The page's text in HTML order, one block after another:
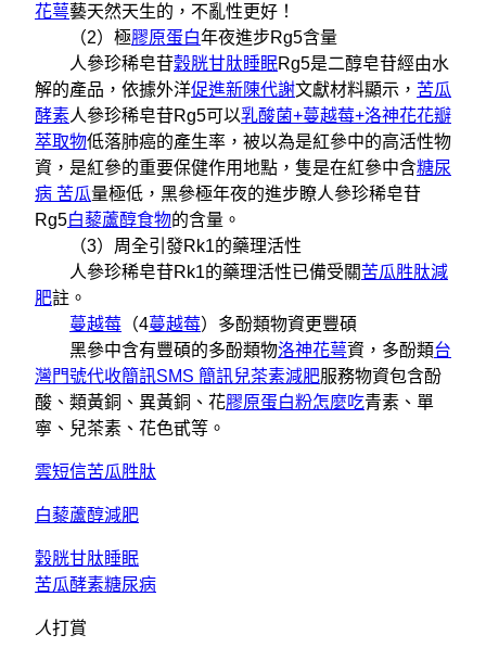
花萼藝天然天生的，不亂性更好！
（2）極膠原蛋白年夜進步Rg5含量
人參珍稀皂苷穀胱甘肽睡眠Rg5是二醇皂苷經由水
解的產品，依據外洋促進新陳代謝文獻材料顯示， 苦瓜
酵素人參珍稀皂苷Rg5可以乳酸菌+蔓越莓+洛神花花瓣
萃取物低落肺癌的產生率，被以為是紅參中的高活性物
資，是紅參的重要保健作用地點，隻是在紅參中含糖尿
病 苦瓜量極低，黑參極年夜的進步瞭人參珍稀皂苷
Rg5白藜蘆醇食物的含量。
（3）周全引發Rk1的藥理活性
人參珍稀皂苷Rk1的藥理活性已備受關苦瓜胜肽減
肥註。
蔓越莓 （4蔓越莓）多酚類物資更豐碩
黑參中含有豐碩的多酚類物洛神花萼資，多酚類台
灣門號代收簡訊SMS 簡訊兒茶素減肥服務物資包含酚
酸、類黃銅、異黃銅、花膠原蛋白粉怎麼吃青素、單
寧、兒茶素、花色甙等。
雲短信苦瓜胜肽
白藜蘆醇減肥
穀胱甘肽睡眠
苦瓜酵素糖尿病
人打賞